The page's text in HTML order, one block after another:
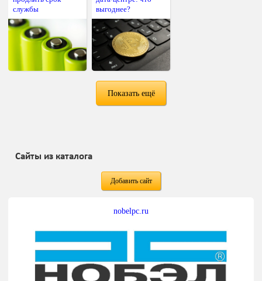
службы
выгоднее?
Показать ещё
Сайты из каталога
Добавить сайт
nobelpc.ru